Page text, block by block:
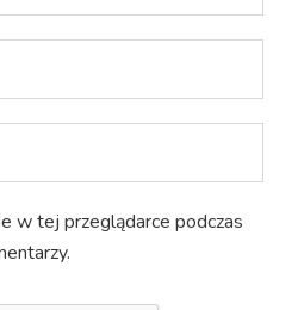
w tej przeglądarce podczas